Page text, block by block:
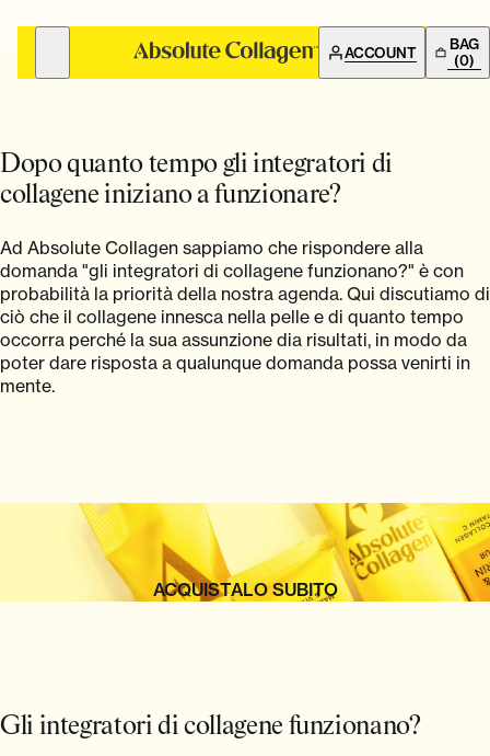
ACCOUNT
BAG
(0)
IMPARARE
Scienza degli integratori di collagene
Come prendere
Risultati del collagene
Risultati dei test clinici
Risultati del collagene
storie di successo
Dopo quanto tempo gli integratori di
collagene iniziano a funzionare?
Ad Absolute Collagen sappiamo che rispondere alla
domanda "gli integratori di collagene funzionano?" è con
probabilità la priorità della nostra agenda. Qui discutiamo di
ciò che il collagene innesca nella pelle e di quanto tempo
occorra perché la sua assunzione dia risultati, in modo da
poter dare risposta a qualunque domanda possa venirti in
mente.
ACQUISTALO SUBITO
Gli integratori di collagene funzionano?